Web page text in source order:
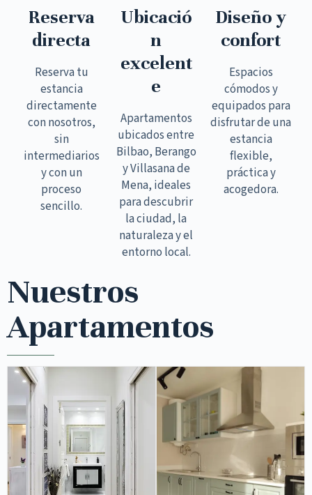
Reserva
directa
Reserva tu
estancia
directamente
con nosotros,
sin
intermediarios
y con un
proceso
sencillo.
Ubicació
n
excelent
e
Apartamentos
ubicados entre
Bilbao, Berango
y Villasana de
Mena, ideales
para descubrir
la ciudad, la
naturaleza y el
entorno local.
Diseño y
confort
Espacios
cómodos y
equipados para
disfrutar de una
estancia
flexible,
práctica y
acogedora.
Nuestros
Apartamentos